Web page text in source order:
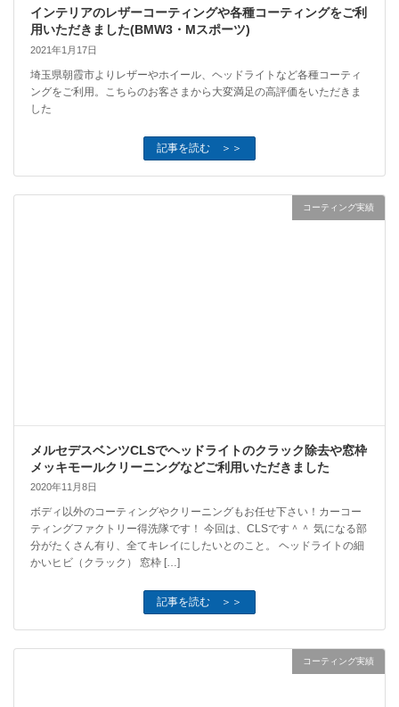
インテリアのレザーコーティングや各種コーティングをご利
用いただきました(BMW3・Mスポーツ)
2021年1月17日
埼玉県朝霞市よりレザーやホイール、ヘッドライトなど各種コーティ
ングをご利用。こちらのお客さまから大変満足の高評価をいただきま
した
記事を読む ＞＞
コーティング実績
メルセデスベンツCLSでヘッドライトのクラック除去や窓枠
メッキモールクリーニングなどご利用いただきました
2020年11月8日
ボディ以外のコーティングやクリーニングもお任せ下さい！カーコー
ティングファクトリー得洗隊です！ 今回は、CLSです＾＾ 気になる部
分がたくさん有り、全てキレイにしたいとのこと。 ヘッドライトの細
かいヒビ（クラック） 窓枠 […]
記事を読む ＞＞
コーティング実績